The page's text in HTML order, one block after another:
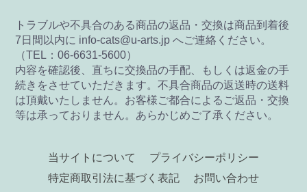
トラブルや不具合のある商品の返品・交換は商品到着後
7日間以内に info-cats@u-arts.jp へご連絡ください。
（TEL：06-6631-5600）
内容を確認後、直ちに交換品の手配、もしくは返金の手
続きをさせていただきます。不具合商品の返送時の送料
は頂戴いたしません。お客様ご都合によるご返品・交換
等は承っておりません。あらかじめご了承ください。
当サイトについて
プライバシーポリシー
特定商取引法に基づく表記
お問い合わせ